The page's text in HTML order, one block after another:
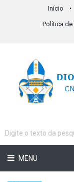
Início
Política de
MENU